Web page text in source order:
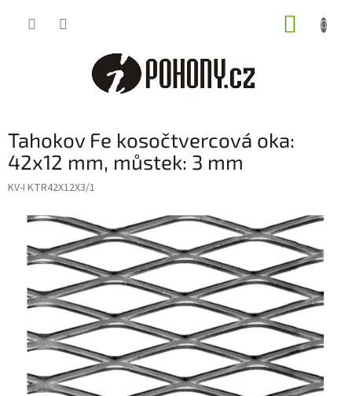
Tahokov Fe kosočtvercová oka:
42x12 mm, můstek: 3 mm
KV-I KTR42X12X3/1